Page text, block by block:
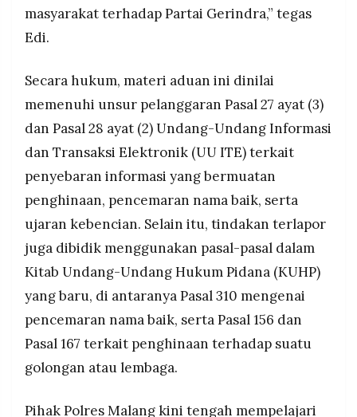
masyarakat terhadap Partai Gerindra,” tegas
Edi.
Secara hukum, materi aduan ini dinilai
memenuhi unsur pelanggaran Pasal 27 ayat (3)
dan Pasal 28 ayat (2) Undang-Undang Informasi
dan Transaksi Elektronik (UU ITE) terkait
penyebaran informasi yang bermuatan
penghinaan, pencemaran nama baik, serta
ujaran kebencian. Selain itu, tindakan terlapor
juga dibidik menggunakan pasal-pasal dalam
Kitab Undang-Undang Hukum Pidana (KUHP)
yang baru, di antaranya Pasal 310 mengenai
pencemaran nama baik, serta Pasal 156 dan
Pasal 167 terkait penghinaan terhadap suatu
golongan atau lembaga.
Pihak Polres Malang kini tengah mempelajari